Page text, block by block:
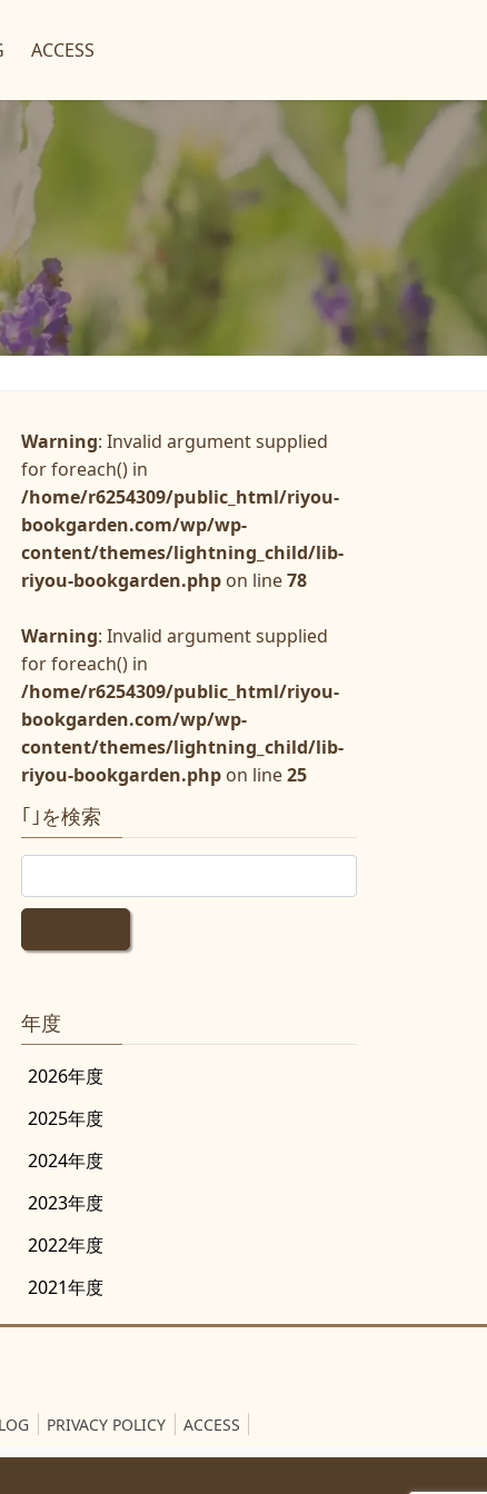
ACCESS
Warning: Invalid argument supplied
for foreach() in
/home/r6254309/public_html/riyou-
bookgarden.com/wp/wp-
content/themes/lightning_child/lib-
riyou-bookgarden.php on line78
Warning: Invalid argument supplied
for foreach() in
/home/r6254309/public_html/riyou-
bookgarden.com/wp/wp-
content/themes/lightning_child/lib-
riyou-bookgarden.php on line25
｢｣を検索
年度
2026年度
2025年度
2024年度
2023年度
2022年度
2021年度
PRIVACY POLICY ACCESS